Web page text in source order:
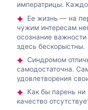
императрицы.
Ее жизнь — на
чужим интересам
осознание
здесь бескорыстны.
Синдромом
самодостаточна.
удовлетворения
Как бы парень ни
качество